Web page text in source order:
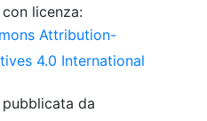
licenza:
Attribution-
4.0 International
da